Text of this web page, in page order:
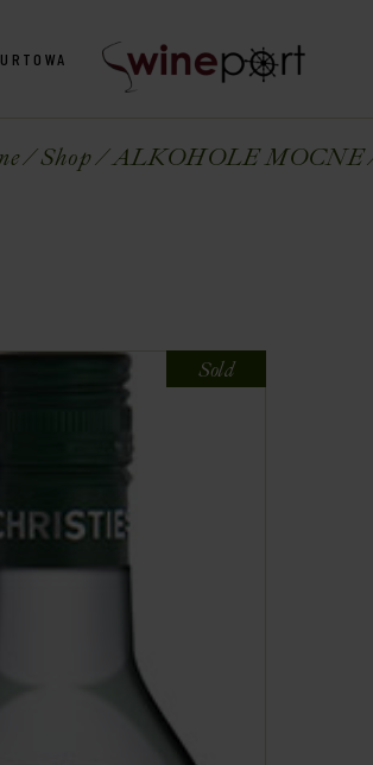
Shop ALKOHOLE MOCNE
Sold